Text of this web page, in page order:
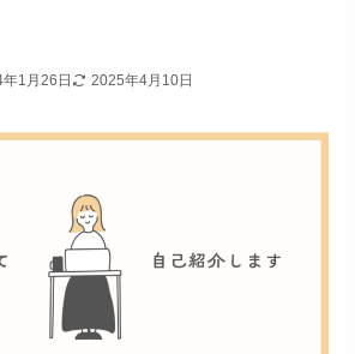
1月26日 2025年4月10日